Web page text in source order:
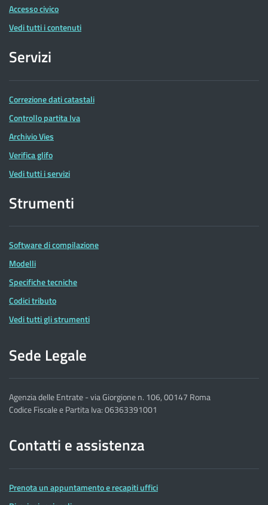
Accesso civico
Vedi tutti i contenuti
Servizi
Correzione dati catastali
Controllo partita Iva
Archivio Vies
Verifica glifo
Vedi tutti i servizi
Strumenti
Software di compilazione
Modelli
Specifiche tecniche
Codici tributo
Vedi tutti gli strumenti
Sede Legale
Agenzia delle Entrate - via Giorgione n. 106, 00147 Roma
Codice Fiscale e Partita Iva: 06363391001
Contatti e assistenza
Prenota un appuntamento e recapiti uffici